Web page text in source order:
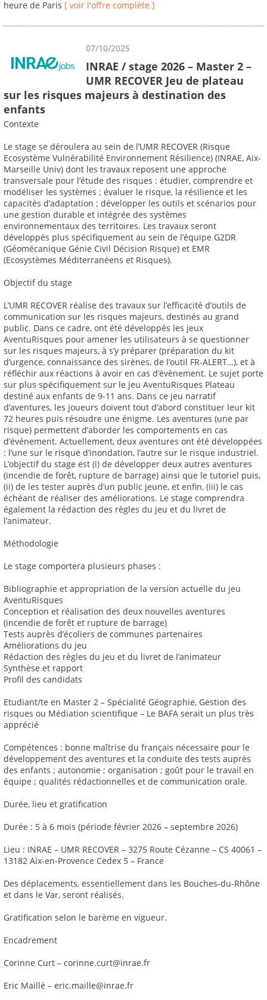
heure de Paris [ voir l'offre complète ]
07/10/2025
INRAE / stage 2026 – Master 2 –
UMR RECOVER Jeu de plateau
sur les risques majeurs à destination des
enfants
Contexte
Le stage se déroulera au sein de l’UMR RECOVER (Risque
Ecosystème Vulnérabilité Environnement Résilience) (INRAE, Aix-
Marseille Univ) dont les travaux reposent une approche
transversale pour l’étude des risques : étudier, comprendre et
modéliser les systèmes ; évaluer le risque, la résilience et les
capacités d’adaptation ; développer les outils et scénarios pour
une gestion durable et intégrée des systèmes
environnementaux des territoires. Les travaux seront
développés plus spécifiquement au sein de l’équipe G2DR
(Géomécanique Génie Civil Décision Risque) et EMR
(Ecosystèmes Méditerranéens et Risques).
Objectif du stage
L’UMR RECOVER réalise des travaux sur l’efficacité d’outils de
communication sur les risques majeurs, destinés au grand
public. Dans ce cadre, ont été développés les jeux
AventuRisques pour amener les utilisateurs à se questionner
sur les risques majeurs, à s’y préparer (préparation du kit
d’urgence, connaissance des sirènes, de l’outil FR-ALERT…), et à
réfléchir aux réactions à avoir en cas d’évènement. Le sujet porte
sur plus spécifiquement sur le jeu AventuRisques Plateau
destiné aux enfants de 9-11 ans. Dans ce jeu narratif
d’aventures, les joueurs doivent tout d’abord constituer leur kit
72 heures puis résoudre une énigme. Les aventures (une par
risque) permettent d’aborder les comportements en cas
d’événement. Actuellement, deux aventures ont été développées
: l’une sur le risque d’inondation, l’autre sur le risque industriel.
L’objectif du stage est (i) de développer deux autres aventures
(incendie de forêt, rupture de barrage) ainsi que le tutoriel puis,
(ii) de les tester auprès d’un public jeune, et enfin, (iii) le cas
échéant de réaliser des améliorations. Le stage comprendra
également la rédaction des règles du jeu et du livret de
l’animateur.
Méthodologie
Le stage comportera plusieurs phases :
Bibliographie et appropriation de la version actuelle du jeu
AventuRisques
Conception et réalisation des deux nouvelles aventures
(incendie de forêt et rupture de barrage)
Tests auprès d’écoliers de communes partenaires
Améliorations du jeu
Rédaction des règles du jeu et du livret de l’animateur
Synthèse et rapport
Profil des candidats
Etudiant/te en Master 2 – Spécialité Géographie, Gestion des
risques ou Médiation scientifique – Le BAFA serait un plus très
apprécié
Compétences : bonne maîtrise du français nécessaire pour le
développement des aventures et la conduite des tests auprès
des enfants ; autonomie ; organisation ; goût pour le travail en
équipe ; qualités rédactionnelles et de communication orale.
Durée, lieu et gratification
Durée : 5 à 6 mois (période février 2026 – septembre 2026)
Lieu : INRAE – UMR RECOVER – 3275 Route Cézanne – CS 40061 –
13182 Aix-en-Provence Cedex 5 – France
Des déplacements, essentiellement dans les Bouches-du-Rhône
et dans le Var, seront réalisés.
Gratification selon le barème en vigueur.
Encadrement
Corinne Curt – corinne.curt@inrae.fr
Eric Maillé – eric.maille@inrae.fr